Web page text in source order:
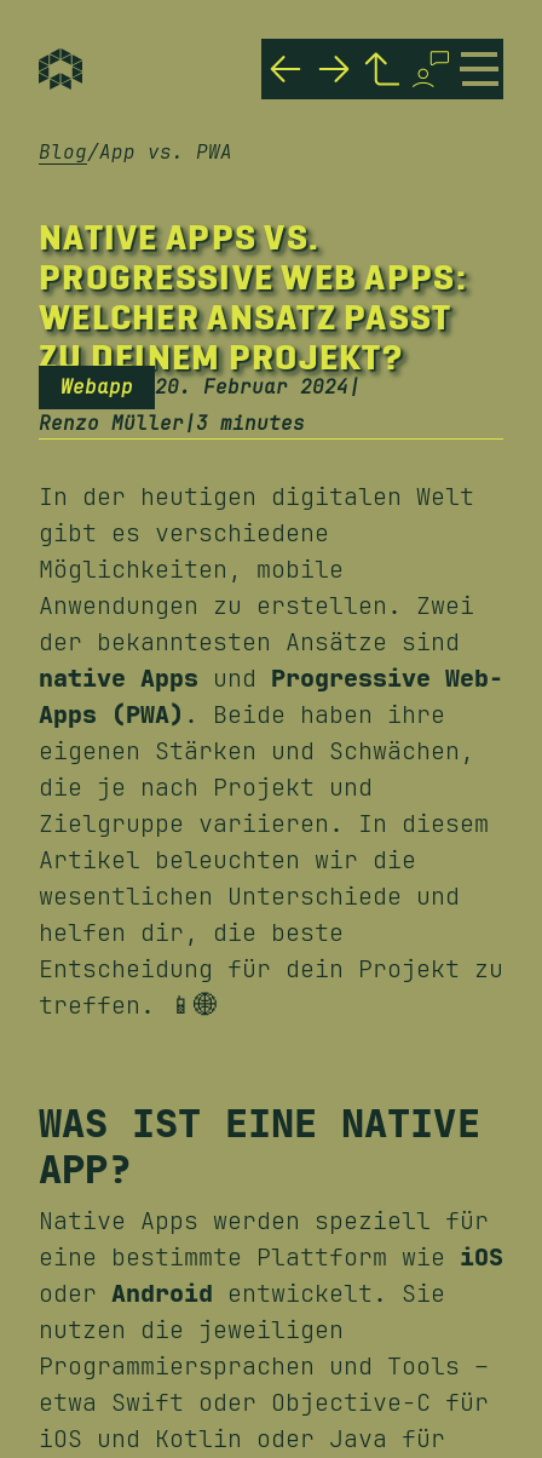
Technisches vs.
Responsives
Blog
Blog App vs. PWA
NATIVE APPS VS.
PROGRESSIVE WEB APPS:
WELCHER ANSATZ PASST
ZU DEINEM PROJEKT?
Webapp
20. Februar 2024|
Renzo Müller|3 minutes
In der heutigen digitalen Welt
gibt es verschiedene
Möglichkeiten, mobile
Anwendungen zu erstellen. Zwei
der bekanntesten Ansätze sind
native Apps und Progressive Web-
Apps (PWA) . Beide haben ihre
eigenen Stärken und Schwächen,
die je nach Projekt und
Zielgruppe variieren. In diesem
Artikel beleuchten wir die
wesentlichen Unterschiede und
helfen dir, die beste
Entscheidung für dein Projekt zu
treffen. 📱🌐
WAS IST EINE NATIVE
APP?
Native Apps werden speziell für
eine bestimmte Plattform wie iOS
oder Android entwickelt. Sie
nutzen die jeweiligen
Programmiersprachen und Tools –
etwa Swift oder Objective-C für
iOS und Kotlin oder Java für